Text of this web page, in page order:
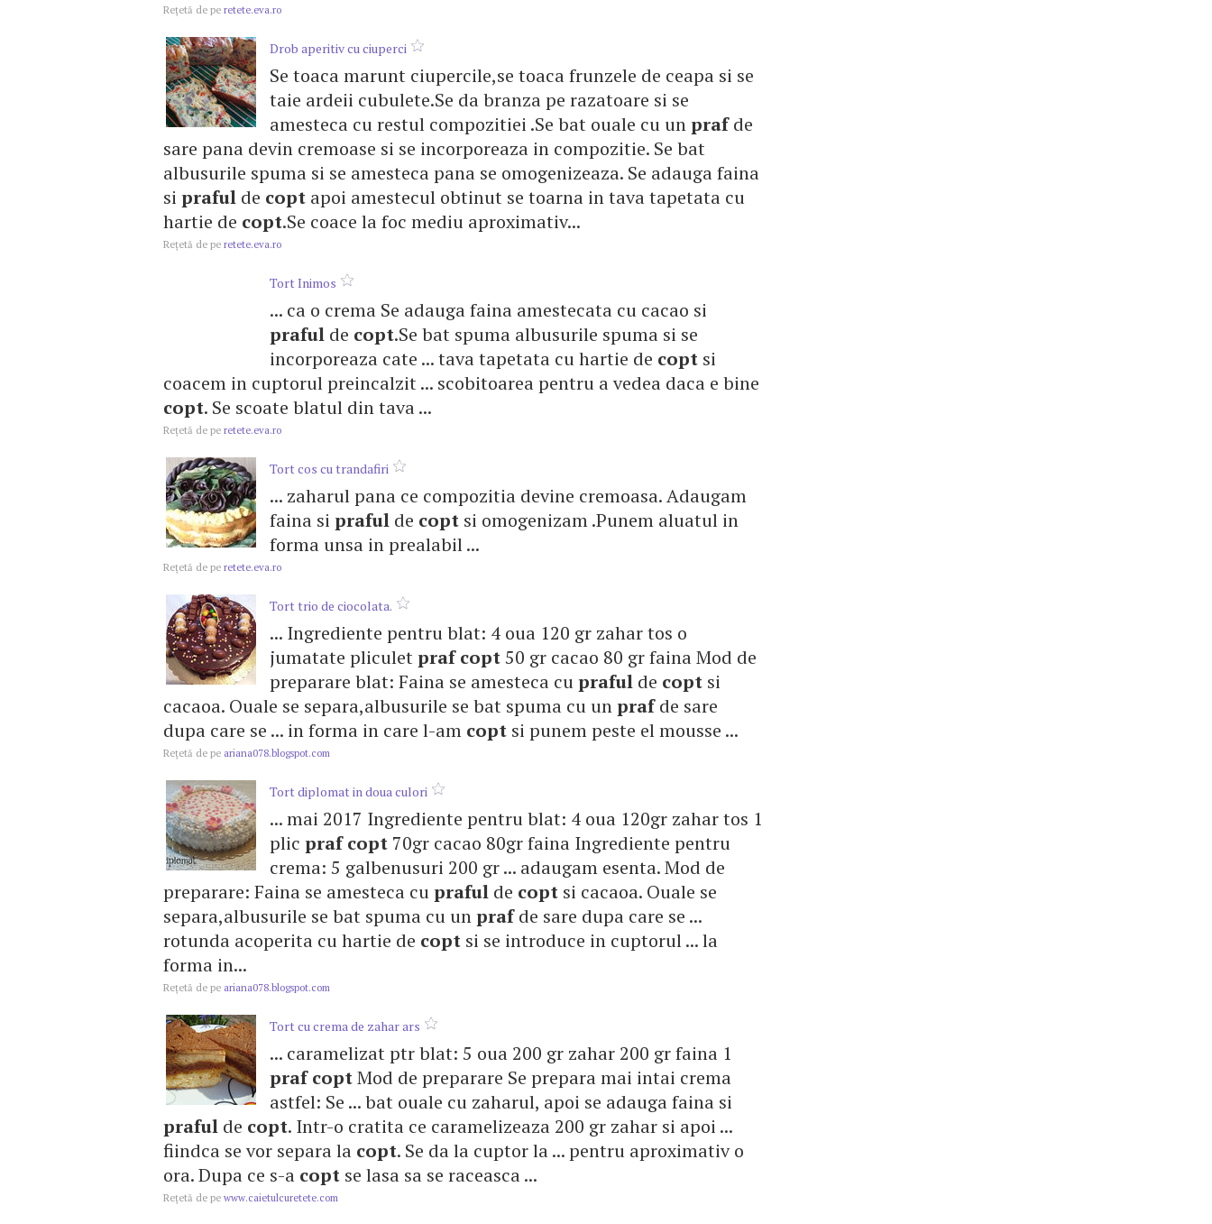
Reţetă de pe retete.eva.ro
Drob aperitiv cu ciuperci
Se toaca marunt ciupercile,se toaca frunzele de ceapa si se
taie ardeii cubulete.Se da branza pe razatoare si se
amesteca cu restul compozitiei .Se bat ouale cu unprafde
sare pana devin cremoase si se incorporeaza in compozitie. Se bat
albusurile spuma si se amesteca pana se omogenizeaza. Se adauga faina
si praful de copt apoi amestecul obtinut se toarna in tava tapetata cu
hartie de copt.Se coace la foc mediu aproximativ...
Reţetă de pe retete.eva.ro
Tort Inimos
... ca o crema Se adauga faina amestecata cu cacao si
praful de copt.Se bat spuma albusurile spuma si se
incorporeaza cate ... tava tapetata cu hartie de copt si
coacem in cuptorul preincalzit ... scobitoarea pentru a vedea daca e bine
copt. Se scoate blatul din tava ...
Reţetă de pe retete.eva.ro
Tort cos cu trandafiri
... zaharul pana ce compozitia devine cremoasa. Adaugam
faina si praful de copt si omogenizam .Punem aluatul in
forma unsa in prealabil ...
Reţetă de pe retete.eva.ro
Tort trio de ciocolata.
... Ingrediente pentru blat: 4 oua 120 gr zahar tos o
jumatate pliculetpraf copt 50 gr cacao 80 gr faina Mod de
preparare blat: Faina se amesteca cupraful de copt si
cacaoa. Ouale se separa,albusurile se bat spuma cu unprafde sare
dupa care se ... in forma in care l-am copt si punem peste el mousse ...
Reţetă de pe ariana078.blogspot.com
Tort diplomat in doua culori
... mai 2017 Ingrediente pentru blat: 4 oua 120gr zahar tos 1
plic praf copt 70gr cacao 80gr faina Ingrediente pentru
crema: 5 galbenusuri 200 gr ... adaugam esenta. Mod de
preparare: Faina se amesteca cupraful de copt si cacaoa. Ouale se
separa,albusurile se bat spuma cu unprafde sare dupa care se ...
rotunda acoperita cu hartie de copt si se introduce in cuptorul ... la
forma in...
Reţetă de pe ariana078.blogspot.com
Tort cu crema de zahar ars
... caramelizat ptr blat: 5 oua 200 gr zahar 200 gr faina 1
praf coptMod de preparare Se prepara mai intai crema
astfel: Se ... bat ouale cu zaharul, apoi se adauga faina si
praful de copt. Intr-o cratita ce caramelizeaza 200 gr zahar si apoi ...
fiindca se vor separa la copt. Se da la cuptor la ... pentru aproximativ o
ora. Dupa ce s-a copt se lasa sa se raceasca ...
Reţetă de pe www.caietulcuretete.com